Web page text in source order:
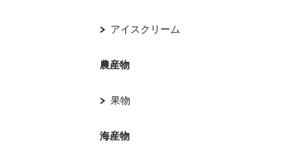
アイスクリーム
農産物
果物
海産物